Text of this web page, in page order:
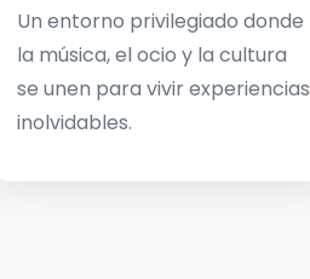
Un entorno privilegiado donde
la música, el ocio y la cultura
se unen para vivir experiencias
inolvidables.